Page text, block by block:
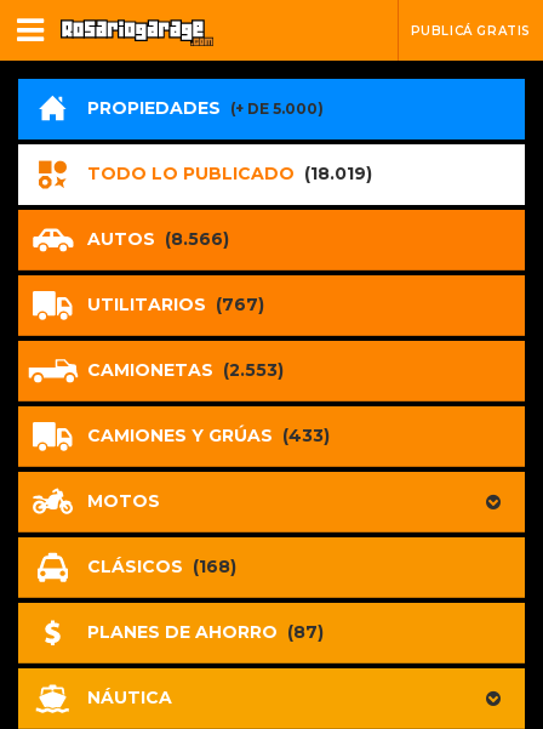
PUBLICÁ GRATIS
PROPIEDADES (+ DE 5.000)
TODO LO PUBLICADO (18.019)
AUTOS (8.566)
UTILITARIOS (767)
CAMIONETAS (2.553)
CAMIONES Y GRÚAS (433)
MOTOS
CLÁSICOS (168)
PLANES DE AHORRO (87)
NÁUTICA